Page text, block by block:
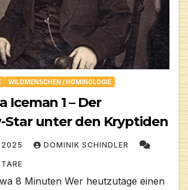
WILDMENSCHEN / HOMINOLOGIE
Iceman 1 – Der
Star unter den Kryptiden
2025 DOMINIK SCHINDLER
8 Minuten Wer heutzutage einen